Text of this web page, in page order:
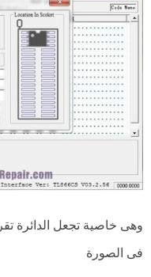
وهى خاصية تجعل الدائرة
فى الصورة